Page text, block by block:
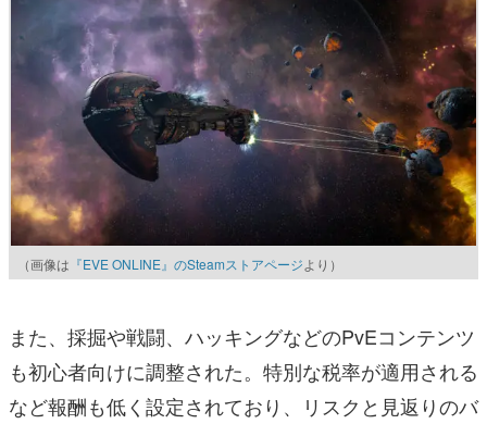
（画像は 『EVE ONLINE』のSteamストアページより）
また、採掘や戦闘、ハッキングなどのPvEコンテンツ
も初心者向けに調整された。特別な税率が適用される
など報酬も低く設定されており、リスクと見返りのバ